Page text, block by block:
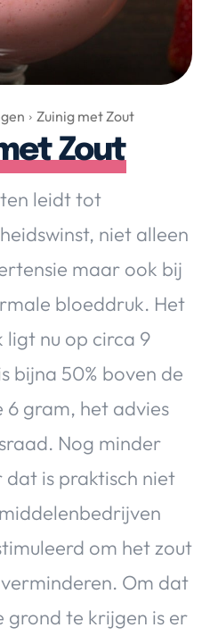
& Tuin
& Media
Valerie
Top 5
CHOICE
Gadgets
Huis & Tuin
Lifestyle
Zuinig met Zout
Zout
leidt tot
niet alleen
maar ook bij
bloeddruk. Het
nu op circa 9
bijna 50% boven de
6 gram, het advies
Nog minder
is praktisch niet
om het zout
Om dat
grond te krijgen is er